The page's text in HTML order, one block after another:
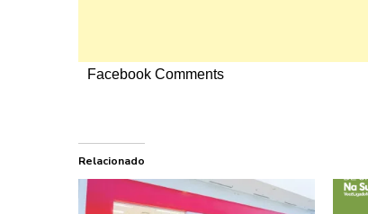
Facebook Comments
Relacionado